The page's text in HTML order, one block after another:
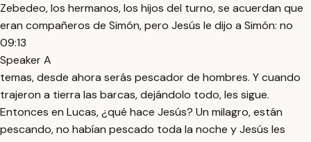
Zebedeo, los hermanos, los hijos del turno, se acuerdan que
eran compañeros de Simón, pero Jesús le dijo a Simón: no
09:13
Speaker A
temas, desde ahora serás pescador de hombres. Y cuando
trajeron a tierra las barcas, dejándolo todo, les sigue.
Entonces en Lucas, ¿qué hace Jesús? Un milagro, están
pescando, no habían pescado toda la noche y Jesús les